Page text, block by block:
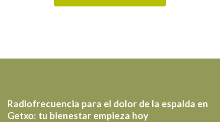
Radiofrecuencia para el dolor de la espalda en
Getxo: tu bienestar empieza hoy